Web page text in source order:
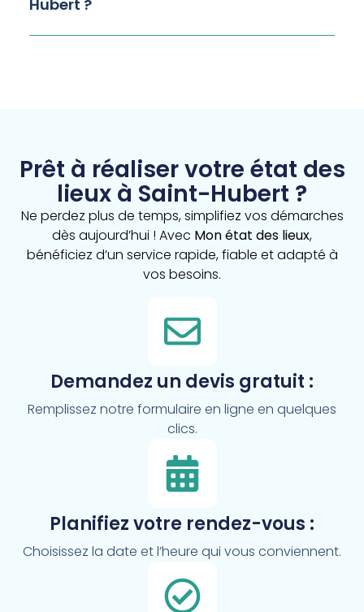
Hubert ?
Prêt à réaliser votre état des
lieux à Saint-Hubert ?
Ne perdez plus de temps, simplifiez vos démarches
dès aujourd’hui ! Avec Mon état des lieux,
bénéficiez d’un service rapide, fiable et adapté à
vos besoins.
Demandez un devis gratuit :
Remplissez notre formulaire en ligne en quelques
clics.
Planifiez votre rendez-vous :
Choisissez la date et l’heure qui vous conviennent.